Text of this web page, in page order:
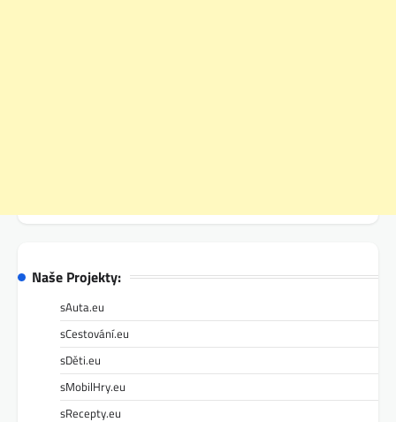
Naše Projekty:
sAuta.eu
sCestování.eu
sDěti.eu
sMobilHry.eu
sRecepty.eu